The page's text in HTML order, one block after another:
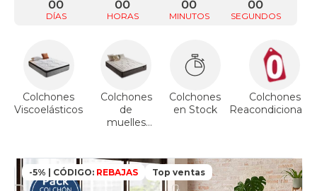
DÍAS
00
HORAS
00
MINUTOS
00
SEGUNDOS
00
Colchones
Viscoelásticos
Colchones
de
muelles
Colchones
en Stock
Colchones
-5% | CÓDIGO: REBAJAS Top ventas